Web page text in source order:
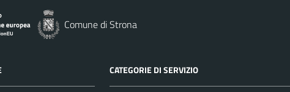
Comune di Strona
CATEGORIE DI SERVIZIO